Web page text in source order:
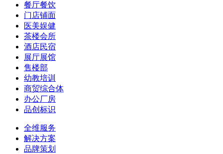
餐厅餐饮
门店铺面
医美娱健
茶楼会所
酒店民宿
展厅展馆
售楼部
幼教培训
商贸综合体
办公厂房
品创标识
全维服务
解决方案
品牌策划